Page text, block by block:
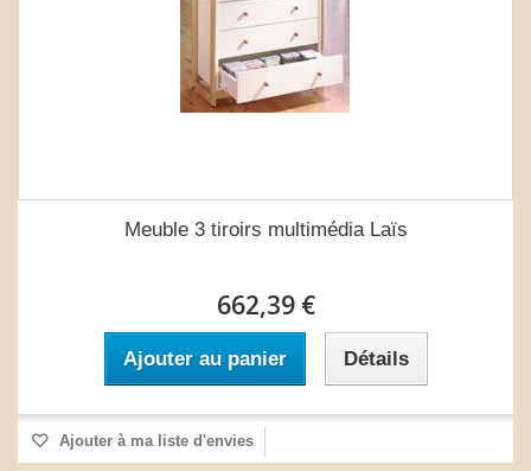
Meuble 3 tiroirs multimédia Laïs
662,39 €
Ajouter au panier Détails
Ajouter à ma liste d'envies